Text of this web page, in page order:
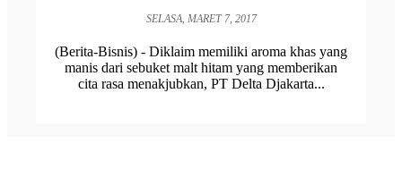
SELASA, MARET 7, 2017
(Berita-Bisnis) - Diklaim memiliki aroma khas yang
manis dari sebuket malt hitam yang memberikan
cita rasa menakjubkan, PT Delta Djakarta...